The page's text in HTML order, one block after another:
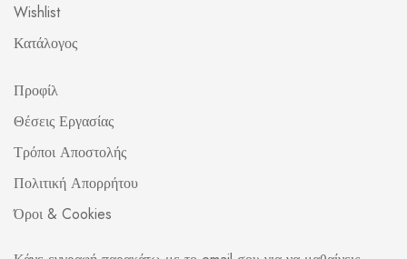
Wishlist
Κατάλογος
Προφίλ
Θέσεις Εργασίας
Τρόποι Αποστολής
Πολιτική Απορρήτου
Όροι & Cookies